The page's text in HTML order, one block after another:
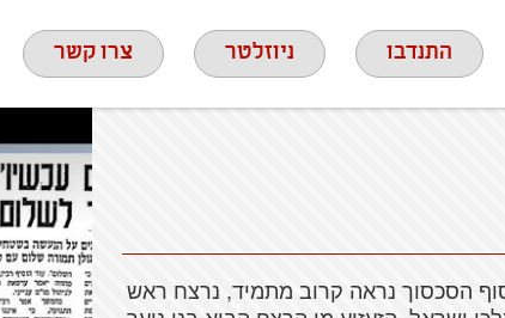
התנדבו ניוזלטר צרו קשר
הסכסוך נראה קרוב מתמיד, נרצח ראש